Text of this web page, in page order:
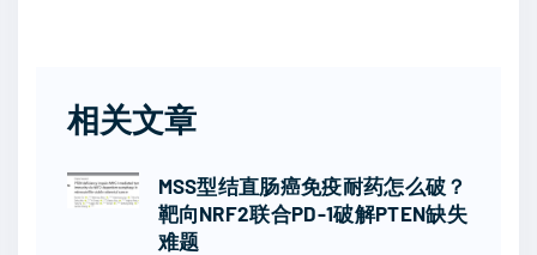
相关文章
MSS型结直肠癌免疫耐药怎么破？
靶向NRF2联合PD-1破解PTEN缺失
难题